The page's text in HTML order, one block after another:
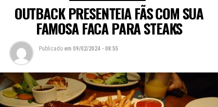
OUTBACK PRESENTEIA FÃS COM SUA
FAMOSA FACA PARA STEAKS
Publicado em 09/02/2024 - 08:55